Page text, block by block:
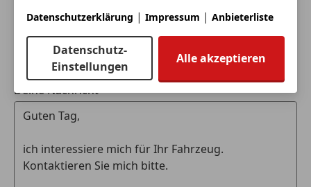
Memory-Funktion
Aktiver Spurhalte-Assistent
Innenspiegel automatisch abblendend
Aktiver Lenk-Assistent
GPS-Antenne
Ausstiegswarnfunktion
Fahrersitz elektrisch einstellbar mit Memory-
Funktion
Kneebag
Mercedes-Benz Notrufsystem
Alle Fahrzeuge des Anbieters
Anbieter kontaktieren
Deine Nachricht
Datenschutzerklärung | Impressum | Anbieterliste
Datenschutz-
Einstellungen
Alle akzeptieren